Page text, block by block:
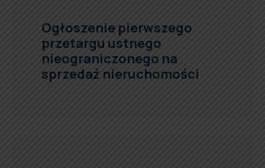
Ogłoszenie pierwszego
przetargu ustnego
nieograniczonego na
sprzedaż nieruchomości